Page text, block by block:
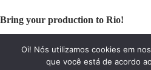
Bring your production to Rio!
Contact us: filminrio@prefeitura.rio
Oi! Nós utilizamos cookies em
que você está de acordo